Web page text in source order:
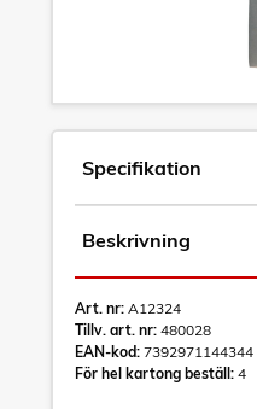
Specifikation
Beskrivning
Art. nr: A12324
Tillv. art. nr: 480028
EAN-kod: 7392971144344
För hel kartong beställ: 4